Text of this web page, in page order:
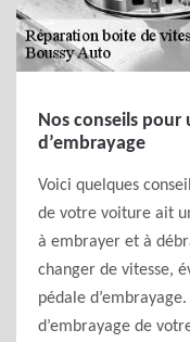
Nos conseils
d’embrayage
Voici quelques
de votre voiture ait
à embrayer et à
changer de vitesse,
pédale
d’embrayage de